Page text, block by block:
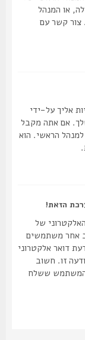
המנהל
קשר עם
על-ידי
אתה מקבל
הראשי. הוא
הזאת!
של
משתמשים
אלקטרוני
חשוב
ששלח